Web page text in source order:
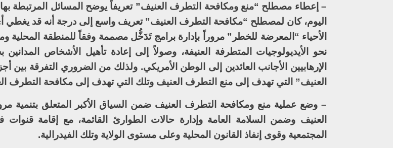
– إعطاء مصطلح “منع ومكافحة التطرف العنيف” تعريفاً يوضح المسائل المرتبطة
اليوم، كان لمصطلح “مكافحة التطرف العنيف” تعريف واسع إلى درجة أنه قد
الأحياء “المعرضة للخطر” مروراً بإدارة برامج تَدَخُّل مصممة وفقاً للمنطقة المحلية
نحو الأيديولوجيات المتطرفة العنيفة، وصولاً إلى إعادة تأهيل الأشخاص المدانين
الإرهابيين الأجانب العائدين إلى الوطن الأمريكي. ولذلك من الضروري التفرقة بين
العنيف” التي تهدف إلى منع التطرف العنيف وتلك التي تهدف إلى مكافحة التطرف
– وضع عملية منع ومكافحة التطرف العنيف ضمن السياق الأكبر المتعلق بتنمية
العنيف وضمن السلامة العامة وإدارة حالات الطوارئ القائمة، مع إقامة قنوات
المجتمعية وقوى إنفاذ القانون المحلية وعلى مستوى الولاية وتلك الفيدرالية.